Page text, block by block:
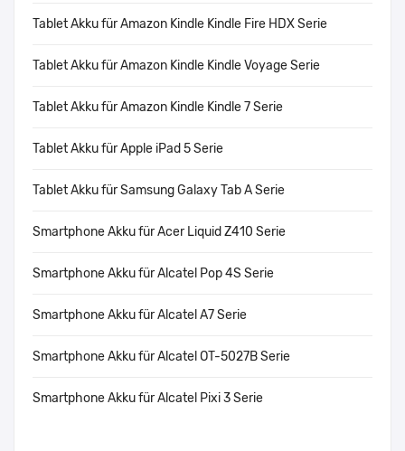
Tablet Akku für Amazon Kindle Kindle Fire HDX Serie
Tablet Akku für Amazon Kindle Kindle Voyage Serie
Tablet Akku für Amazon Kindle Kindle 7 Serie
Tablet Akku für Apple iPad 5 Serie
Tablet Akku für Samsung Galaxy Tab A Serie
Smartphone Akku für Acer Liquid Z410 Serie
Smartphone Akku für Alcatel Pop 4S Serie
Smartphone Akku für Alcatel A7 Serie
Smartphone Akku für Alcatel OT-5027B Serie
Smartphone Akku für Alcatel Pixi 3 Serie